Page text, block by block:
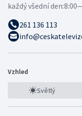
každý všední den:
261 136 113
Vzhled
Světlý